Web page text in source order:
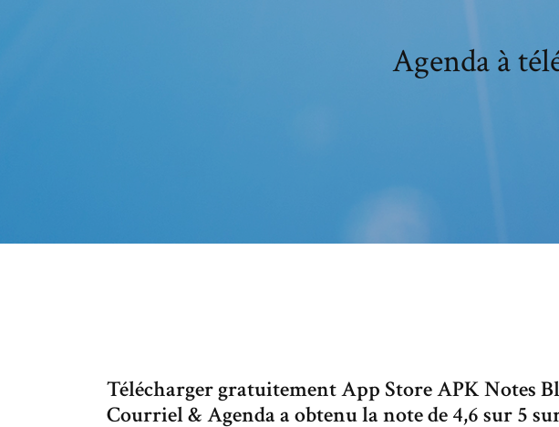
Agenda à
Télécharger gratuitement App Store APK Notes
Courriel & Agenda a obtenu la note de 4,6 sur 5